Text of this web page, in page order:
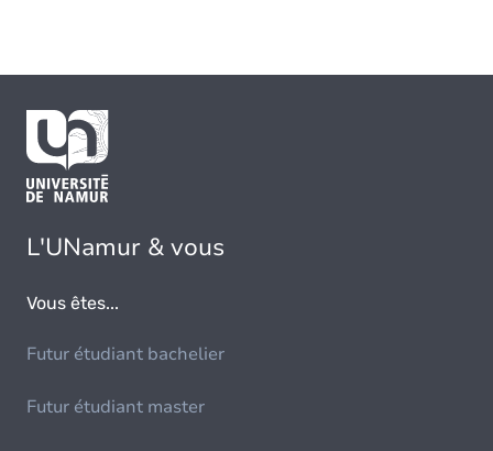
L'UNamur & vous
Vous êtes...
Futur étudiant bachelier
Futur étudiant master